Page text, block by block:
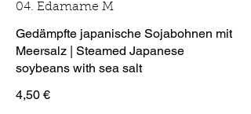
04. Edamame M
Gedämpfte japanische Sojabohnen mit
Meersalz | Steamed Japanese
soybeans with sea salt
4,50 €